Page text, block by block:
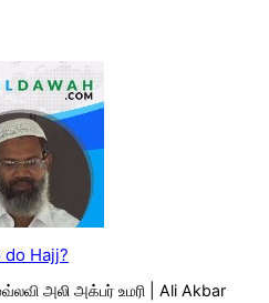
Hajj?
அலி அக்பர் உமரி | Ali Akbar